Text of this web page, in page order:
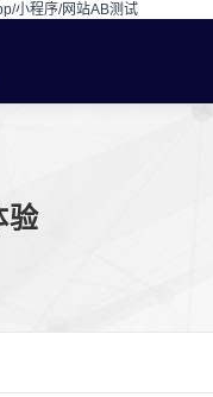
小程序/网站AB测试
验